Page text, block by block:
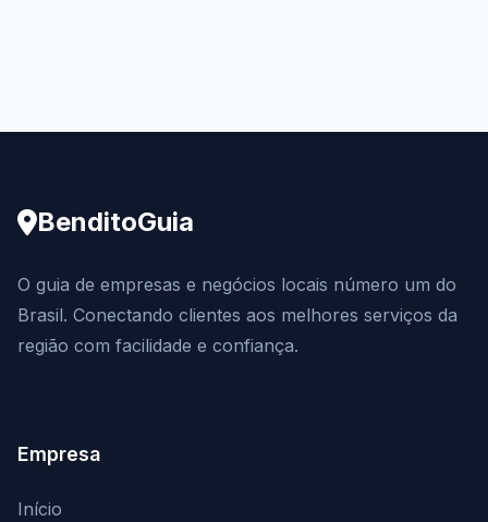
BenditoGuia
O guia de empresas e negócios locais número um do
Brasil. Conectando clientes aos melhores serviços da
região com facilidade e confiança.
Empresa
Início